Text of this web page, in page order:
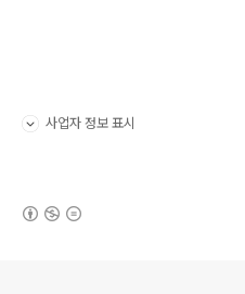
사업자 정보 표시